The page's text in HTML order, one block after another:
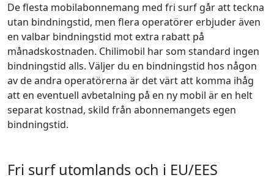
De flesta mobilabonnemang med fri surf går att teckna
utan bindningstid, men flera operatörer erbjuder även
en valbar bindningstid mot extra rabatt på
månadskostnaden. Chilimobil har som standard ingen
bindningstid alls. Väljer du en bindningstid hos någon
av de andra operatörerna är det värt att komma ihåg
att en eventuell avbetalning på en ny mobil är en helt
separat kostnad, skild från abonnemangets egen
bindningstid.
Fri surf utomlands och i EU/EES